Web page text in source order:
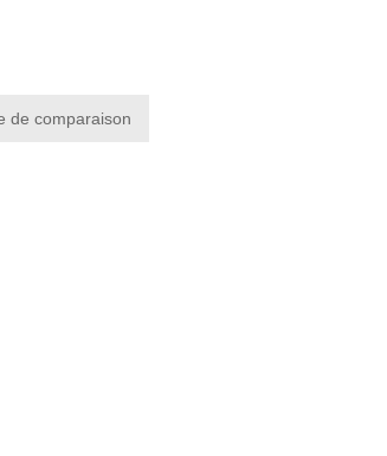
de comparaison